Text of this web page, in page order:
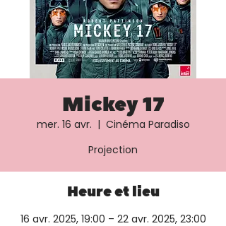
Mickey 17
mer. 16 avr.
  |
Cinéma Paradiso
Projection
Heure et lieu
16 avr. 2025, 19:00 – 22 avr. 2025, 23:00